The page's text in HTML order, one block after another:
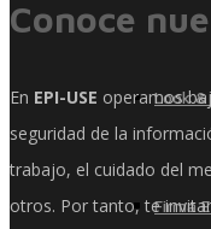
Look &
Firma
Conoce
En EPI-USE operamos
seguridad de la
trabajo, el cuidado del
otros. Por tanto, te